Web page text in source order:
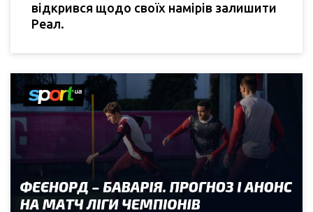
відкрився щодо своїх намірів залишити
Реал.